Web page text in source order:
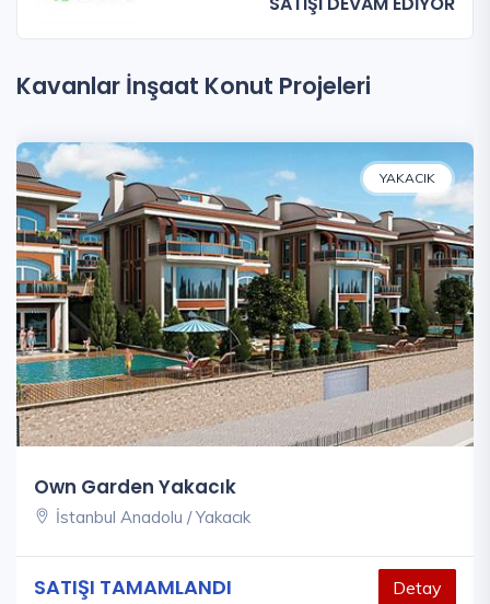
Kavanlar İnşaat Konut Projeleri
YAKACIK
Own Garden Yakacık
İstanbul Anadolu / Yakacık
SATIŞI TAMAMLANDI Detay